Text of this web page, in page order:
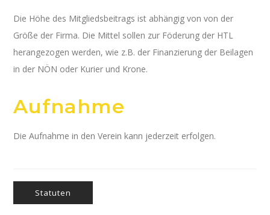
Die Höhe des Mitgliedsbeitrags ist abhängig von von der
Größe der Firma. Die Mittel sollen zur Föderung der HTL
herangezogen werden, wie z.B. der Finanzierung der Beilagen
in der NÖN oder Kurier und Krone.
Aufnahme
Die Aufnahme in den Verein kann jederzeit erfolgen.
Statuten